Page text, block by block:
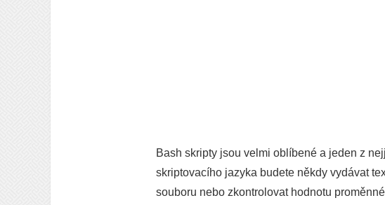
Bash skripty jsou velmi oblíbené a jeden z
skriptovacího jazyka budete někdy vydávat
souboru nebo zkontrolovat hodnotu